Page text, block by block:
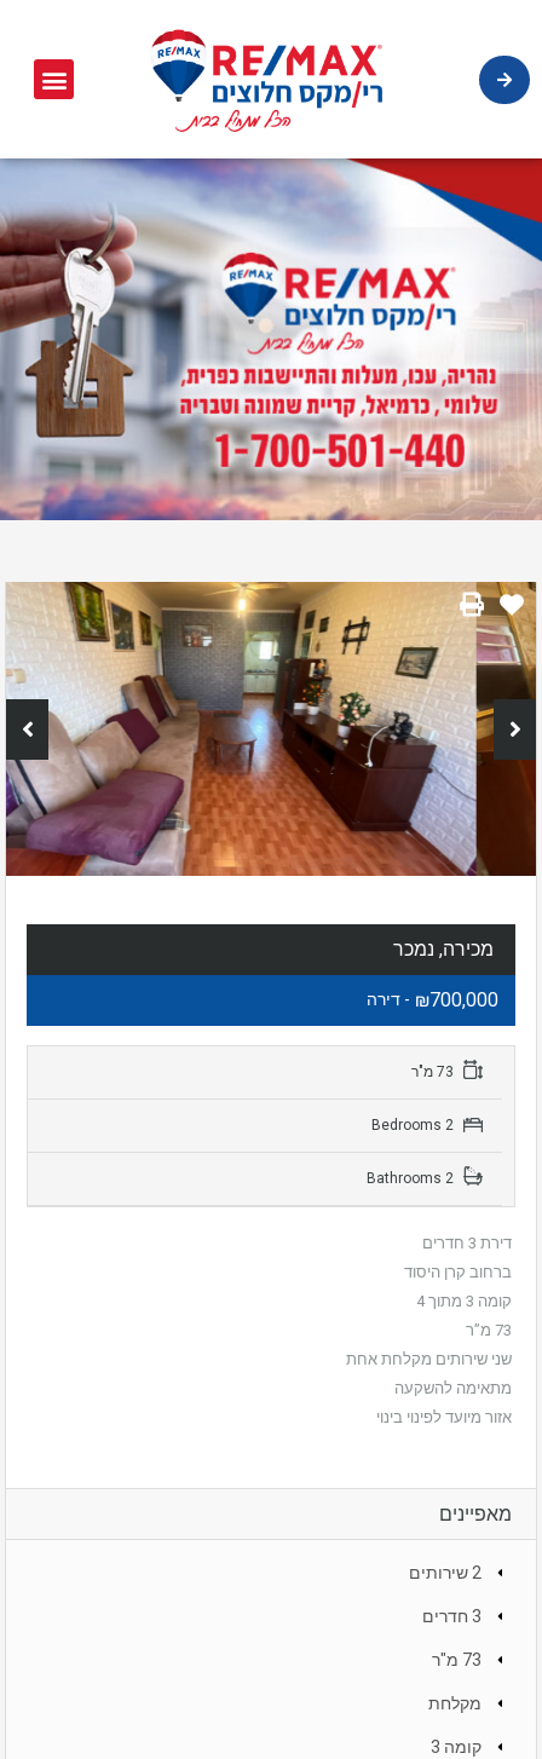
מכירה, נמכר
₪700,000 - דירה
דירת 3 חדרים
ברחוב קרן היסוד
קומה 3 מתוך 4
73 מ”ר
שני שירותים מקלחת אחת
מתאימה להשקעה
אזור מיועד לפינוי בינוי
מאפיינים
2 שירותים
3 חדרים
73 מ"ר
מקלחת
קומה 3